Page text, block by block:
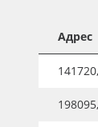
ПЭТ
Адрес